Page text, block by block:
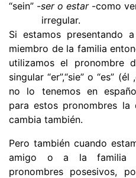
“sein” -ser o estar-
irregular.
Si estamos presentando
miembro de la familia
utilizamos el pronombre
singular “er”,“sie” o “es”
no lo tenemos en
para estos pronombres la
cambia también.
Pero también cuando
amigo o a la familia
pronombres posesivos,